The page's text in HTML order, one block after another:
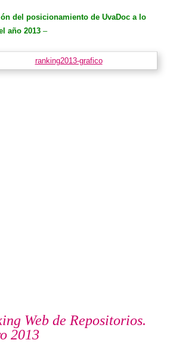
del posicionamiento de UvaDoc a lo
año 2013–
Web de Repositorios.
2013